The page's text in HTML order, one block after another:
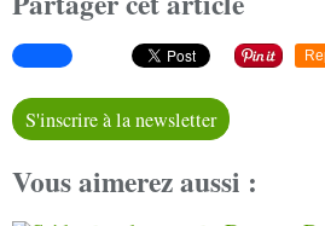
S'inscrire à la newsletter
Vous aimerez aussi :